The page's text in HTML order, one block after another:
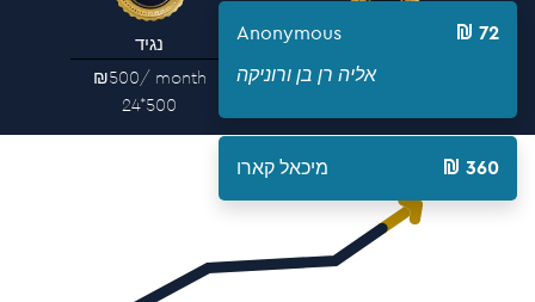
Anonymous 72
אליה רן בן ורוניקה
מיכאל קארו 360
נגיד
₪500/ month
24*500
₪1,000